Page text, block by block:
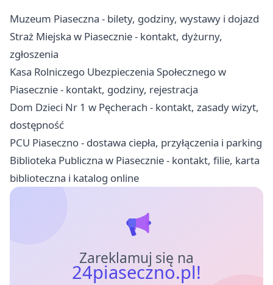
Muzeum Piaseczna - bilety, godziny, wystawy i dojazd
Straż Miejska w Piasecznie - kontakt, dyżurny,
zgłoszenia
Kasa Rolniczego Ubezpieczenia Społecznego w
Piasecznie - kontakt, godziny, rejestracja
Dom Dzieci Nr 1 w Pęcherach - kontakt, zasady wizyt,
dostępność
PCU Piaseczno - dostawa ciepła, przyłączenia i parking
Biblioteka Publiczna w Piasecznie - kontakt, filie, karta
biblioteczna i katalog online
Zareklamuj się na
24piaseczno.pl!